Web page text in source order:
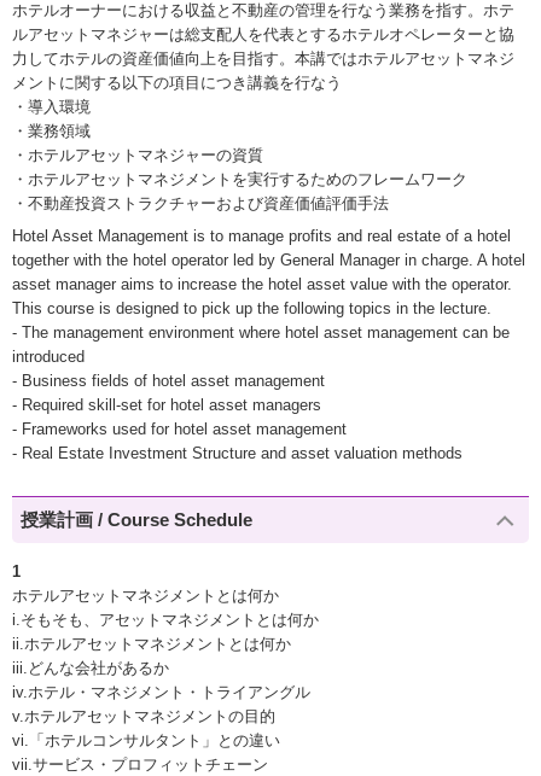
ホテルオーナーにおける収益と不動産の管理を行なう業務を指す。ホテ
ルアセットマネジャーは総支配人を代表とするホテルオペレーターと協
力してホテルの資産価値向上を目指す。本講ではホテルアセットマネジ
メントに関する以下の項目につき講義を行なう
・導入環境
・業務領域
・ホテルアセットマネジャーの資質
・ホテルアセットマネジメントを実行するためのフレームワーク
・不動産投資ストラクチャーおよび資産価値評価手法
Hotel Asset Management is to manage profits and real estate of a hotel
together with the hotel operator led by General Manager in charge. A hotel
asset manager aims to increase the hotel asset value with the operator.
This course is designed to pick up the following topics in the lecture.
- The management environment where hotel asset management can be
introduced
- Business fields of hotel asset management
- Required skill-set for hotel asset managers
- Frameworks used for hotel asset management
- Real Estate Investment Structure and asset valuation methods
授業計画 / Course Schedule
1
ホテルアセットマネジメントとは何か
i.そもそも、アセットマネジメントとは何か
ii.ホテルアセットマネジメントとは何か
iii.どんな会社があるか
iv.ホテル・マネジメント・トライアングル
v.ホテルアセットマネジメントの目的
vi.「ホテルコンサルタント」との違い
vii.サービス・プロフィットチェーン